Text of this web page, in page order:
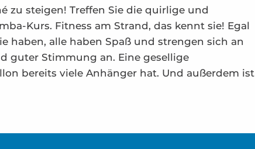
zu steigen! Treffen Sie die quirlige und
Kurs. Fitness am Strand, das kennt sie! Egal
haben, alle haben Spaß und strengen sich an
guter Stimmung an. Eine gesellige
bereits viele Anhänger hat. Und außerdem ist